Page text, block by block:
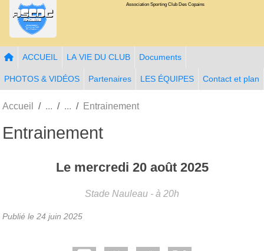
Association Sporting Club Des Copains
ACCUEIL LA VIE DU CLUB Documents
PHOTOS & VIDÉOS Partenaires LES ÉQUIPES Contact et plan
Accueil Entrainement
Entrainement
Le mercredi 20 août 2025
Stade Nauleau - à 20h
Publié le 24 juin 2025
Panneau de gestion des cookies